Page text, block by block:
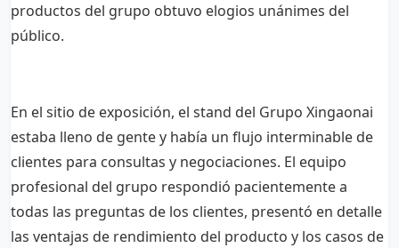
productos del grupo obtuvo elogios unánimes del
público.
En el sitio de exposición, el stand del Grupo Xingaonai
estaba lleno de gente y había un flujo interminable de
clientes para consultas y negociaciones. El equipo
profesional del grupo respondió pacientemente a
todas las preguntas de los clientes, presentó en detalle
las ventajas de rendimiento del producto y los casos de